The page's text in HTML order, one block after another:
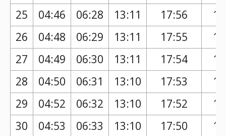
25
04:46 06:28 13:11 17:56
26
04:48 06:29 13:11 17:55
27
04:49 06:30 13:11 17:54
28
04:50 06:31 13:10 17:53
29
04:52 06:32 13:10 17:52
30
04:53 06:33 13:10 17:50